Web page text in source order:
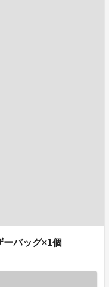
ーバッグ×1個